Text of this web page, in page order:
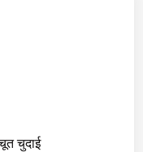
चुदाई